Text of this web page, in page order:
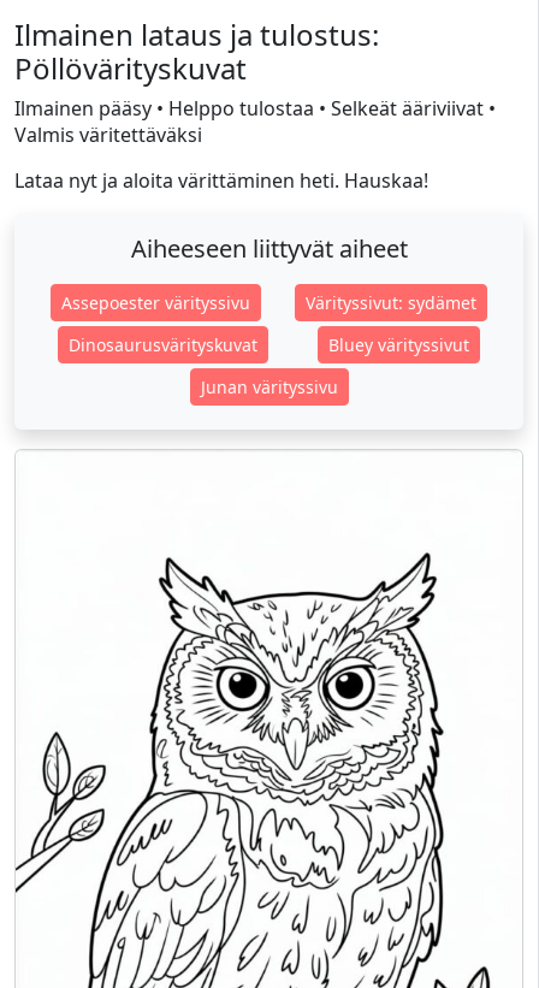
Ilmainen lataus ja tulostus:
Pöllövärityskuvat
Ilmainen pääsy • Helppo tulostaa • Selkeät ääriviivat •
Valmis väritettäväksi
Lataa nyt ja aloita värittäminen heti. Hauskaa!
Aiheeseen liittyvät aiheet
Assepoester värityssivu
Värityssivut: sydämet
Dinosaurusvärityskuvat
Bluey värityssivut
Junan värityssivu